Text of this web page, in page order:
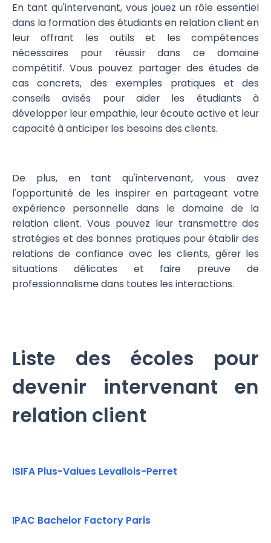
En tant qu'intervenant, vous jouez un rôle essentiel
dans la formation des étudiants en relation client en
leur offrant les outils et les compétences
nécessaires pour réussir dans ce domaine
compétitif. Vous pouvez partager des études de
cas concrets, des exemples pratiques et des
conseils avisés pour aider les étudiants à
développer leur empathie, leur écoute active et leur
capacité à anticiper les besoins des clients.
De plus, en tant qu'intervenant, vous avez
l'opportunité de les inspirer en partageant votre
expérience personnelle dans le domaine de la
relation client. Vous pouvez leur transmettre des
stratégies et des bonnes pratiques pour établir des
relations de confiance avec les clients, gérer les
situations délicates et faire preuve de
professionnalisme dans toutes les interactions.
Liste des écoles pour
devenir intervenant en
relation client
ISIFA Plus-Values Levallois-Perret
IPAC Bachelor Factory Paris